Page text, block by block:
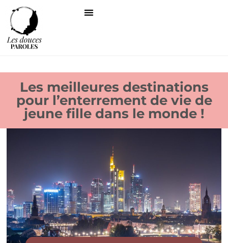
Les meilleures destinations
pour l’enterrement de vie de
jeune fille dans le monde !